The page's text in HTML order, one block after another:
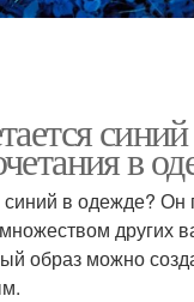
в
синий в одежде? Он
других
образ можно